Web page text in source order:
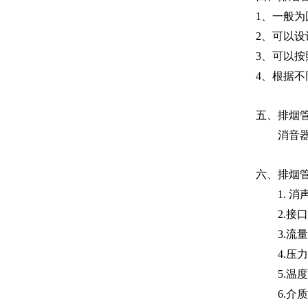
1、一般
2、可以
3、可以
4、根据
五、排烟
消音
六、排烟
1. 消
2.接
3.流
4.压
5.温
6.介